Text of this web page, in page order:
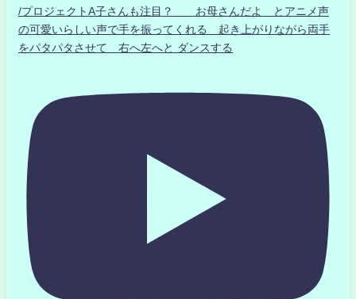
/プロジェクトA子さんも注目？ お母さんだよ とアニメ声
の可愛いらしい声で手を振ってくれる 起き上がりながら両手
をパタパタさせて 右へ左へと ダンスする